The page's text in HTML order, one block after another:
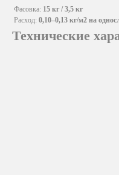
Фасовка: 15 кг / 3,5 кг
Расход: 0,10–0,13 кг/м2 на
Технические